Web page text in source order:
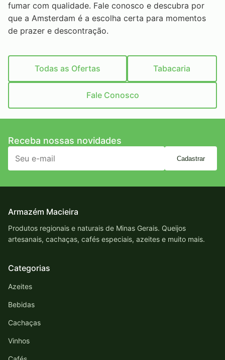
fumar com qualidade. Fale conosco e descubra por
que a Amsterdam é a escolha certa para momentos
de prazer e descontração.
Todas as Ofertas Tabacaria
Fale Conosco
Receba nossas novidades
Cadastrar
Armazém Macieira
Produtos regionais e naturais de Minas Gerais. Queijos
artesanais, cachaças, cafés especiais, azeites e muito mais.
Categorias
Azeites
Bebidas
Cachaças
Vinhos